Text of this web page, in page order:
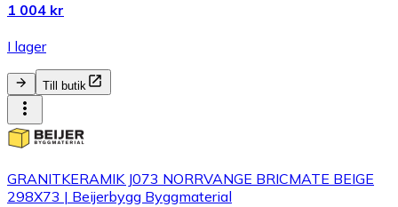
1 004 kr
I lager
Till butik
GRANITKERAMIK J073 NORRVANGE BRICMATE BEIGE
298X73 | Beijerbygg Byggmaterial